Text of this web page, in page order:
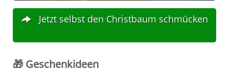
Jetzt selbst den Christbaum schmücken
🎁 Geschenkideen